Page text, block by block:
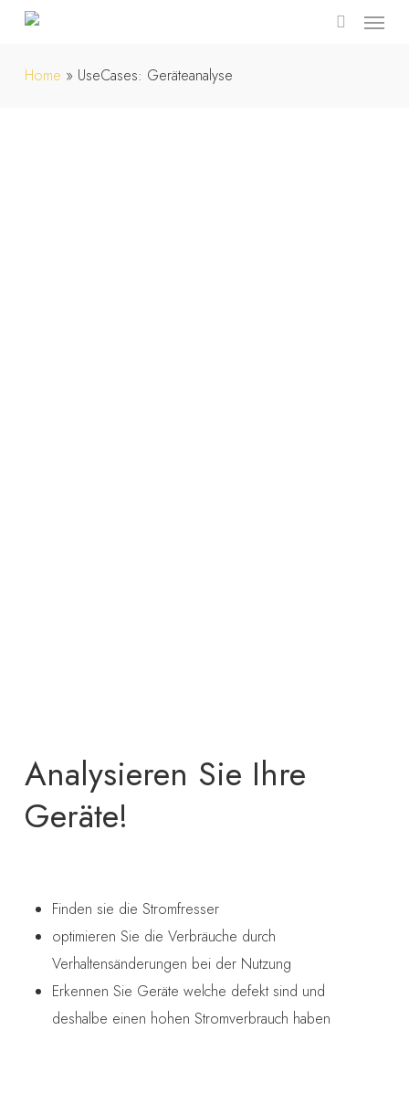
Menu
Home » UseCases: Geräteanalyse
Analysieren Sie Ihre
Geräte!
Finden sie die Stromfresser
optimieren Sie die Verbräuche durch
Verhaltensänderungen bei der Nutzung
Erkennen Sie Geräte welche defekt sind und
deshalbe einen hohen Stromverbrauch haben